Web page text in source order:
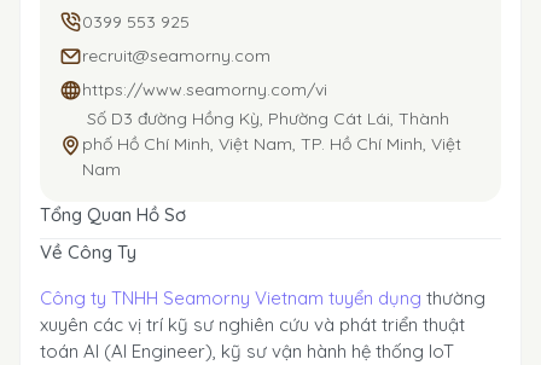
0399 553 925
recruit@seamorny.com
https://www.seamorny.com/vi
Số D3 đường Hồng Kỳ, Phường Cát Lái, Thành
phố Hồ Chí Minh, Việt Nam, TP. Hồ Chí Minh, Việt
Nam
Tổng Quan Hồ Sơ
Về Công Ty
Công ty TNHH Seamorny Vietnam tuyển dụng thường
xuyên các vị trí kỹ sư nghiên cứu và phát triển thuật
toán AI (AI Engineer), kỹ sư vận hành hệ thống IoT